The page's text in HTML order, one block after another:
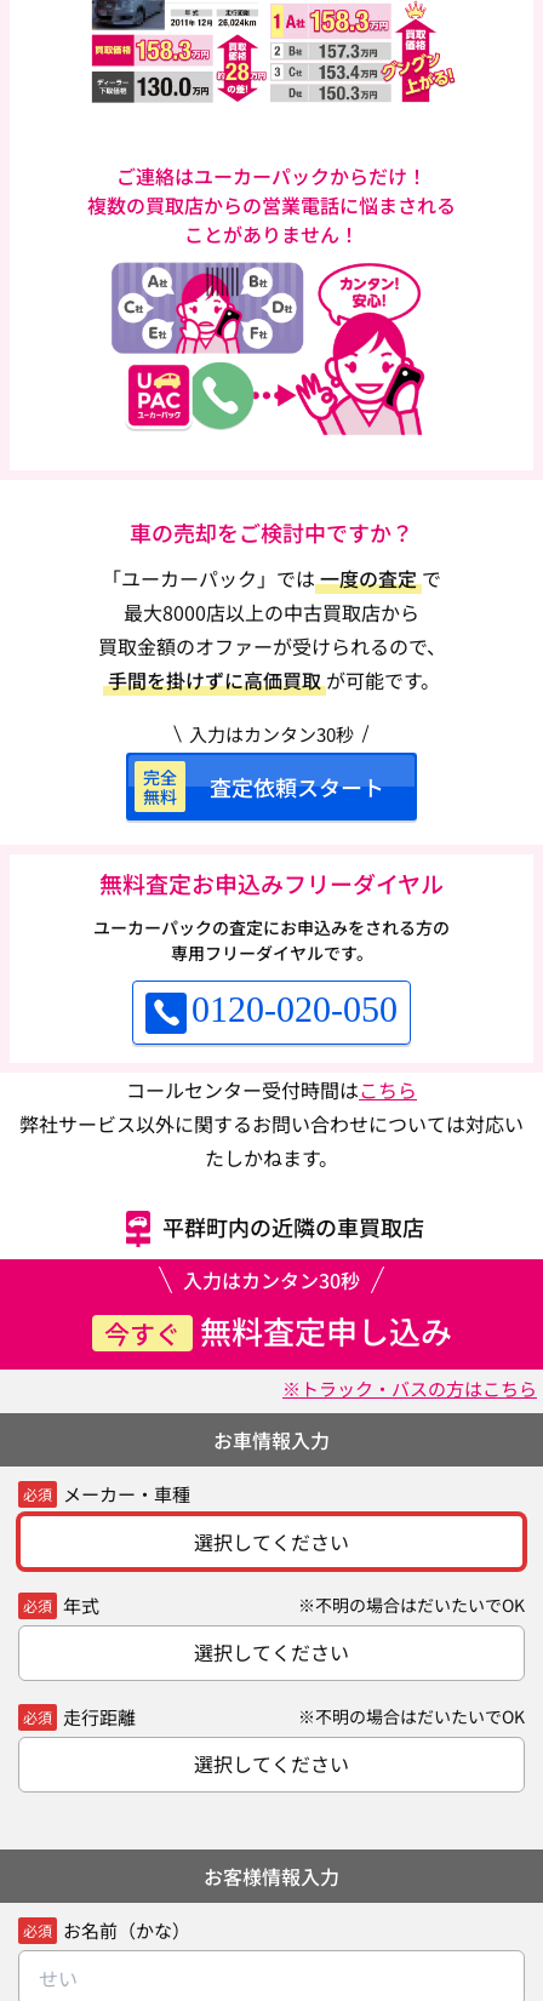
ご連絡はユーカーパックからだけ！
複数の買取店からの営業電話に悩まされる
ことがありません！
車の売却をご検討中ですか？
「ユーカーパック」では 一度の査定 で
最大8000店以上の中古買取店から
買取金額のオファーが受けられるので、
手間を掛けずに高価買取 が可能です。
入力はカンタン30秒
完全
無料
査定依頼スタート
無料査定お申込みフリーダイヤル
ユーカーパックの査定にお申込みをされる方の
専用フリーダイヤルです。
0120-020-050
コールセンター受付時間はこちら
弊社サービス以外に関するお問い合わせについては対応い
たしかねます。
平群町内の近隣の車買取店
入力はカンタン30秒
今すぐ 無料査定申し込み
※トラック・バスの方はこちら
お車情報入力
必須 メーカー・車種
選択してください
必須 年式 ※不明の場合はだいたいでOK
選択してください
必須 走行距離 ※不明の場合はだいたいでOK
選択してください
お客様情報入力
必須 お名前（かな）